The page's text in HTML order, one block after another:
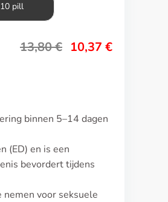
10 pill
13,80€ 10,37 €
binnen 5–14 dagen
(ED) en is een
bevordert tijdens
voor seksuele